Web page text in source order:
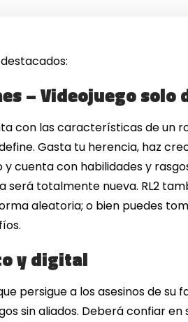
– Videojuego
con las características de
Gasta tu herencia, haz
cuenta con habilidades y
totalmente nueva. RL2
aleatoria; o bien puedes
y digital
persigue a los asesinos de su
sin aliados. Deberá confiar en